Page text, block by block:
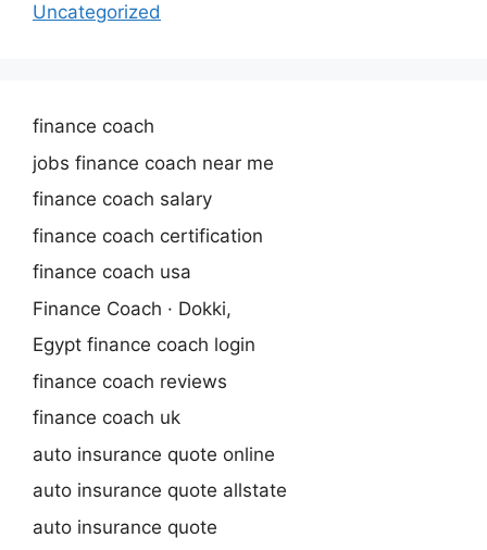
Uncategorized
finance coach
jobs finance coach near me
finance coach salary
finance coach certification
finance coach usa
Finance Coach · Dokki,
Egypt finance coach login
finance coach reviews
finance coach uk
auto insurance quote online
auto insurance quote allstate
auto insurance quote